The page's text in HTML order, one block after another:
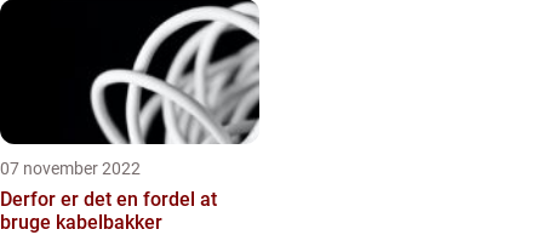
07 november 2022
Derfor er det en fordel at
bruge kabelbakker